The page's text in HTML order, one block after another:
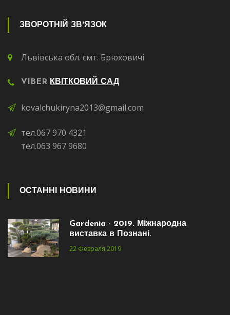
ЗВОРОТНІЙ ЗВ'ЯЗОК
Львівська обл. смт. Брюховичі
VIBER КВІТКОВИЙ САД
kovalchukiryna2013@gmail.com
тел.067 970 4321
тел.063 967 9680
ОСТАННІ НОВИНИ
Gardenia - 2019. Міжнародна
виставка в Познані.
22 Февраля 2019